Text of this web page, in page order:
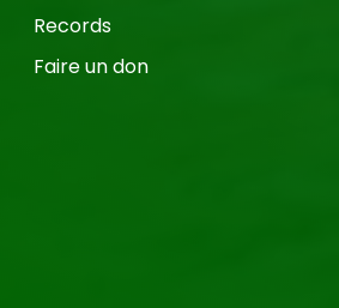
Records
Faire un don